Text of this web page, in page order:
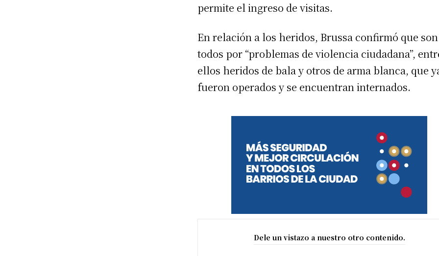
permite el ingreso de visitas.
En relación a los heridos, Brussa confirmó que son
todos por “problemas de violencia ciudadana”,
ellos heridos de bala y otros de arma blanca, que
fueron operados y se encuentran internados.
Dele un vistazo a nuestro otro contenido.